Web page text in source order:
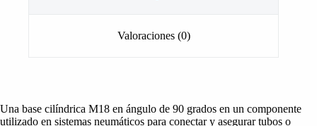
Valoraciones (0)
Una base cilíndrica M18 en ángulo de 90 grados en un componente
utilizado en sistemas neumáticos para conectar y asegurar tubos o